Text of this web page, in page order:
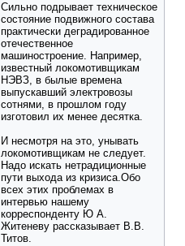
Сильно подрывает техническое
состояние подвижного состава
практически деградированное
отечественное
машиностроение. Например,
известный локомотивщикам
НЭВЗ, в былые времена
выпускавший электровозы
сотнями, в прошлом году
изготовил их менее десятка.
И несмотря на это, унывать
локомотивщикам не следует.
Надо искать нетрадиционные
пути выхода из кризиса.Обо
всех этих проблемах в
интервью нашему
корреспонденту Ю А.
Житеневу рассказывает В.В.
Титов.